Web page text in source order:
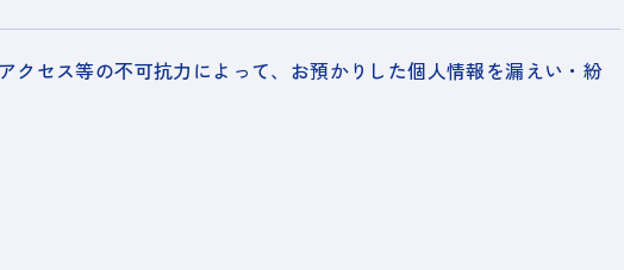
クセス等の不可抗力によって、お預かりした個人情報を漏えい・紛